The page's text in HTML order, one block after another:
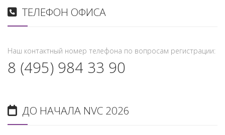
ТЕЛЕФОН ОФИСА
Наш контактный номер телефона по вопросам регистрации:
8 (495) 984 33 90
ДО НАЧАЛА NVC 2026